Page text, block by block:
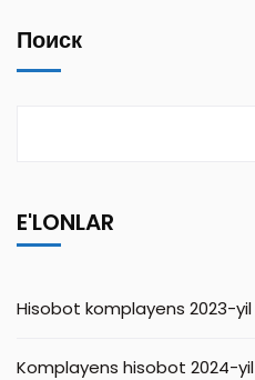
Поиск
E'LONLAR
Hisobot komplayens 2023-yil
Komplayens hisobot 2024-yil